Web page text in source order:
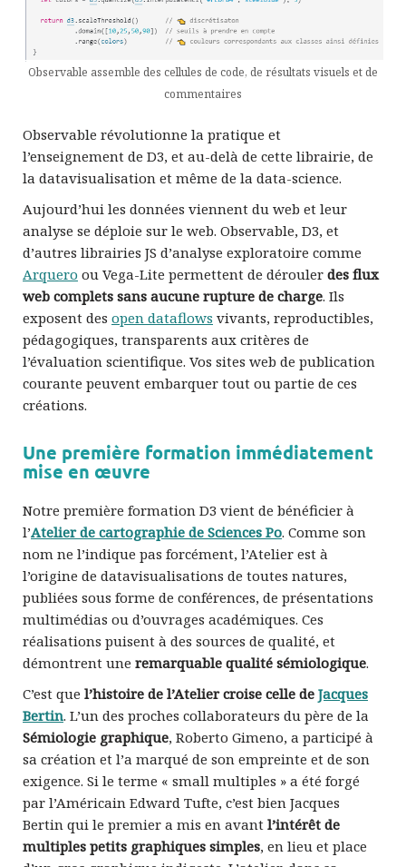
Observable assemble des cellules de code, de résultats visuels et de
commentaires
Observable révolutionne la pratique et
l’enseignement de D3, et au-delà de cette librairie, de
la datavisualisation et même de la data-science.
Aujourd’hui les données viennent du web et leur
analyse se déploie sur le web. Observable, D3, et
d’autres librairies JS d’analyse exploratoire comme
Arquero ou Vega-Lite permettent de dérouler des flux
web complets sans aucune rupture de charge. Ils
exposent des open dataflows vivants, reproductibles,
pédagogiques, transparents aux critères de
l’évaluation scientifique. Vos sites web de publication
courante peuvent embarquer tout ou partie de ces
créations.
Une première formation immédiatement
mise en œuvre
Notre première formation D3 vient de bénéficier à
l’Atelier de cartographie de Sciences Po. Comme son
nom ne l’indique pas forcément, l’Atelier est à
l’origine de datavisualisations de toutes natures,
publiées sous forme de conférences, de présentations
multimédias ou d’ouvrages académiques. Ces
réalisations puisent à des sources de qualité, et
démontrent une remarquable qualité sémiologique.
C’est que l’histoire de l’Atelier croise celle de Jacques
Bertin. L’un des proches collaborateurs du père de la
Sémiologie graphique, Roberto Gimeno, a participé à
sa création et l’a marqué de son empreinte et de son
exigence. Si le terme « small multiples » a été forgé
par l’Américain Edward Tufte, c’est bien Jacques
Bertin qui le premier a mis en avant l’intérêt de
multiples petits graphiques simples, en lieu et place